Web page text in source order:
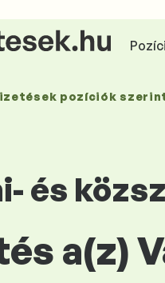
pozíciók
és
a(z)